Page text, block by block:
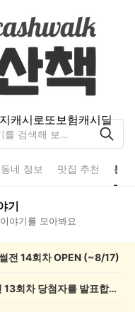
캐시로또보험캐시딜
동네 정보 맛집 추천 분
기
이야기를 모아봐요
전 14회차 OPEN (~8/17)
💰[당첨자 발표] 우리 동네 썰전 13회차 당첨자를 발표합니다!